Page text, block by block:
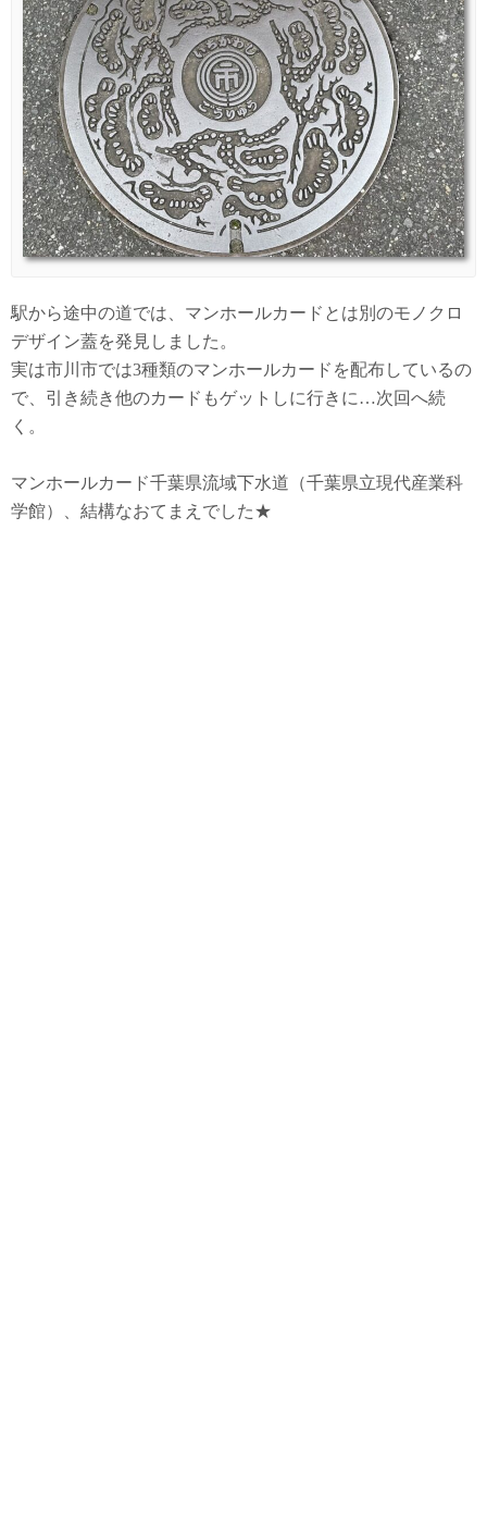
駅から途中の道では、マンホールカードとは別のモノクロ
デザイン蓋を発見しました。
実は市川市では3種類のマンホールカードを配布しているの
で、引き続き他のカードもゲットしに行きに…次回へ続
く。
マンホールカード千葉県流域下水道（千葉県立現代産業科
学館）、結構なおてまえでした★